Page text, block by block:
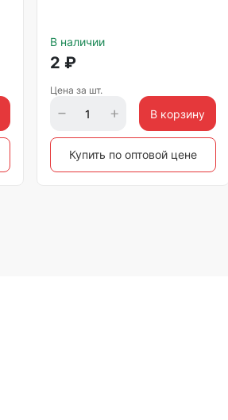
В наличии
2 ₽
Цена за шт.
В корзину
Купить по оптовой цене